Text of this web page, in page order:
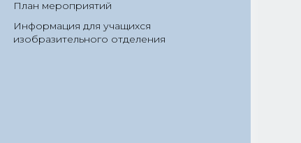
План мероприятий
Информация для учащихся
изобразительного отделения